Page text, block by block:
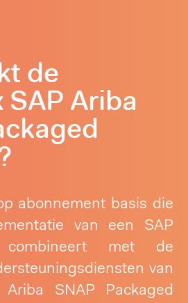
de
Ariba
abonnement basis die
van een SAP
combineert met de
van
Ariba SNAP Packaged